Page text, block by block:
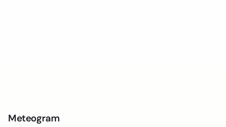
Meteogram